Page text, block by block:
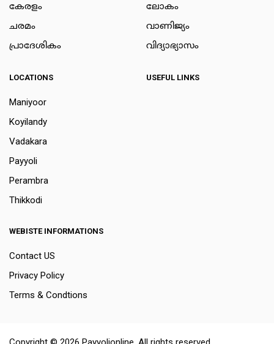
കേരളം
ചരമം
പ്രാദേശികം
ലോകം
വാണിജ്യം
വിദ്യാഭ്യാസം
LOCATIONS
Maniyoor
Koyilandy
Vadakara
Payyoli
Perambra
Thikkodi
USEFUL LINKS
WEBISTE INFORMATIONS
Contact US
Privacy Policy
Terms & Condtions